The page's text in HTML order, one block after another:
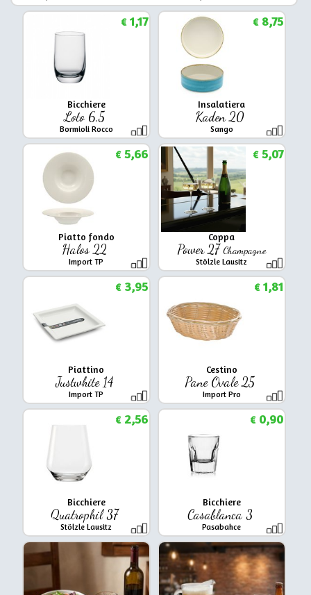
Bicchiere
Loto 6,5
Bormioli Rocco
€1,17
Insalatiera
Kaden 20
Sango
€8,75
Piatto fondo
Halos 22
Import TP
€5,66
Coppa
Power 27Champagne
Stölzle Lausitz
€5,07
Piattino
Justwhite 14
Import TP
€3,95
Cestino
Pane Ovale 25
Import Pro
€1,81
Bicchiere
Quatrophil 37
Stölzle Lausitz
€2,56
Bicchiere
Casablanca 3
Pasabahce
€0,90